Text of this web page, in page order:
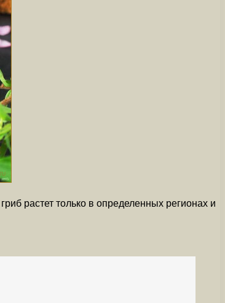
растет только в определенных регионах и